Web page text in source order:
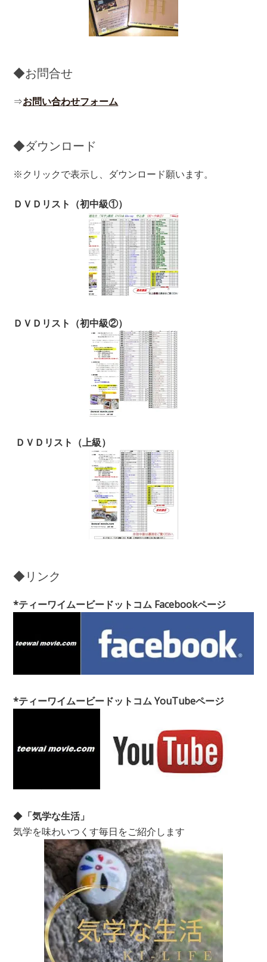
◆お問合せ
⇒お問い合わせフォーム
◆ダウンロード
※クリックで表示し、ダウンロード願います。
ＤＶＤリスト（初中級①）
ＤＶＤリスト（初中級②）
ＤＶＤリスト（上級）
◆リンク
*ティーワイムービードットコム Facebookページ
*ティーワイムービードットコム YouTubeページ
◆ 「気学な生活」
気学を味わいつくす毎日をご紹介します